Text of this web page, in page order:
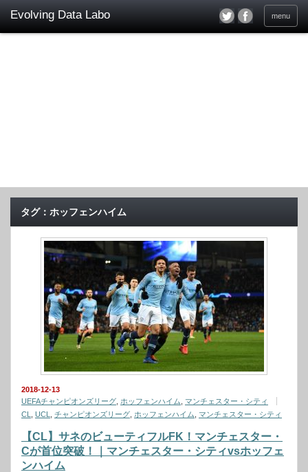
menu
タグ：ホッフェンハイム
2018-12-13
UEFAチャンピオンズリーグ ホッフェンハイム
マンチェスター・シティ
CL
UCL チャンピオンズリーグ ホッフェンハイム マンチェスター・シティ
【CL】サネのビューティフルFK！マンチェスター・
Cが首位突破！｜マンチェスター・シティvsホッフェ
ンハイム